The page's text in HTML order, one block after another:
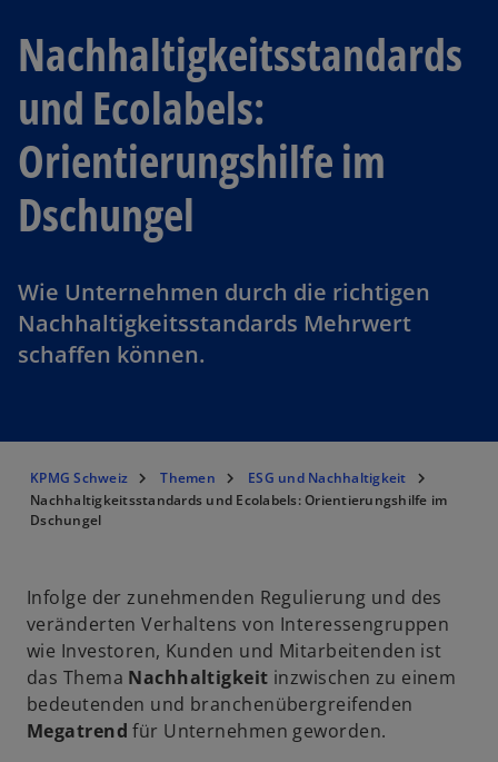
Nachhaltigkeitsstandards
und Ecolabels:
Orientierungshilfe im
Dschungel
Wie Unternehmen durch die richtigen
Nachhaltigkeitsstandards Mehrwert
schaffen können.
KPMG Schweiz Themen
ESG und Nachhaltigkeit
Nachhaltigkeitsstandards und Ecolabels: Orientierungshilfe im
Dschungel
Infolge der zunehmenden Regulierung und des
veränderten Verhaltens von Interessengruppen
wie Investoren, Kunden und Mitarbeitenden ist
das Thema Nachhaltigkeit inzwischen zu einem
bedeutenden und branchenübergreifenden
Megatrendfür Unternehmen geworden.